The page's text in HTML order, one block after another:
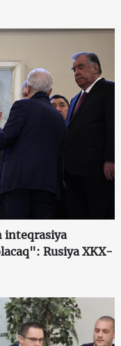
inteqrasiya
Rusiya XKX-